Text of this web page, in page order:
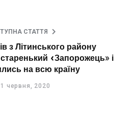
СТАТТЯ
з Літинського району
«Запорожець» і
на всю країну
1 червня, 2020